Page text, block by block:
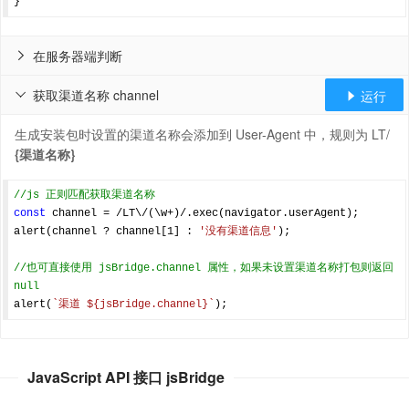
在服务器端判断

获取渠道名称 channel
  运行
生成安装包时设置的渠道名称会添加到 User-Agent 中，规则为 LT/
{渠道名称}
//js 正则匹配获取渠道名称
const channel = /LT\/(\w+)/ .exec(navigator.userAgent);
alert(channel ? channel[ 1 ] : '没有渠道信息' );
//也可直接使用 jsBridge.channel 属性，如果未设置渠道名称打包则返回
null
alert(
`渠道 ${jsBridge.channel}
JavaScript API 接口 jsBridge